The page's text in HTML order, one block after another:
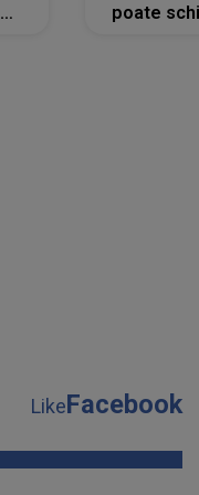
poate
LikeFacebook